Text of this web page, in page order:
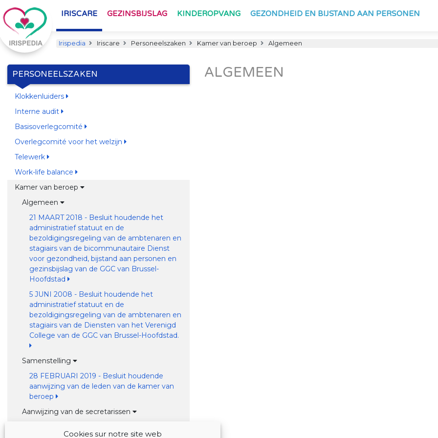
Cookies sur notre site web
IRISCARE GEZINSBIJSLAG KINDEROPVANG GEZONDHEID EN BIJSTAND AAN PERSONEN
Irispedia Iriscare Personeelszaken Kamer van beroep Algemeen
PERSONEELSZAKEN
Klokkenluiders
Interne audit
Basisoverlegcomité
Overlegcomité voor het welzijn
Telewerk
Work-life balance
Kamer van beroep
Algemeen
21 MAART 2018 - Besluit houdende het
administratief statuut en de
bezoldigingsregeling van de ambtenaren en
stagiairs van de bicommunautaire Dienst
voor gezondheid, bijstand aan personen en
gezinsbijslag van de GGC van Brussel-
Hoofdstad
5 JUNI 2008 - Besluit houdende het
administratief statuut en de
bezoldigingsregeling van de ambtenaren en
stagiairs van de Diensten van het Verenigd
College van de GGC van Brussel-Hoofdstad.
Samenstelling
28 FEBRUARI 2019 - Besluit houdende
aanwijzing van de leden van de kamer van
beroep
Aanwijzing van de secretarissen
ALGEMEEN